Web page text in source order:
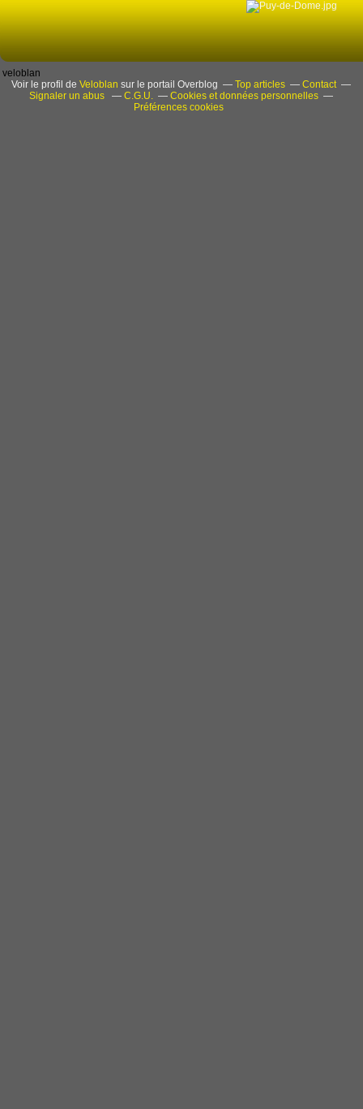
veloblan
Voir le profil deVeloblan sur le portail Overblog Top articles
Contact
Signaler un abus
C.G.U.
Cookies et données personnelles
Préférences cookies